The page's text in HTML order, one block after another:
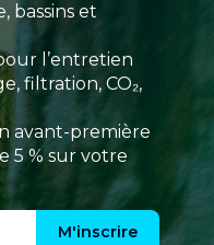
bassins et
l’entretien
filtration, CO₂,
avant-première
5 % sur votre
M'inscrire